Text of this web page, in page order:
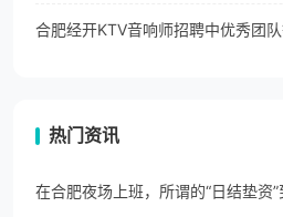
合肥经开KTV音响师招聘中优秀团
热门资讯
在合肥夜场上班，所谓的“日结垫资”